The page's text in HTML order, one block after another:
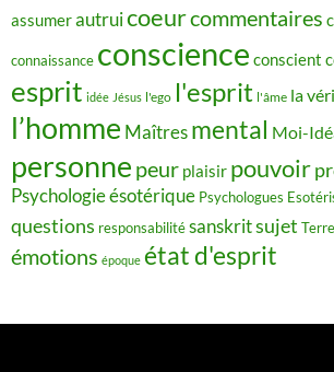
assumerautruicoeurcommentaires
connaissance conscience conscient
esprit idée Jésus l'ego l'esprit l'âme la
l’homme Maîtres mental Moi-
personne peur plaisir pouvoir
Psychologie ésotérique Psychologues
questions responsabilitésanskritsujet Terre
émotions époque état d'esprit